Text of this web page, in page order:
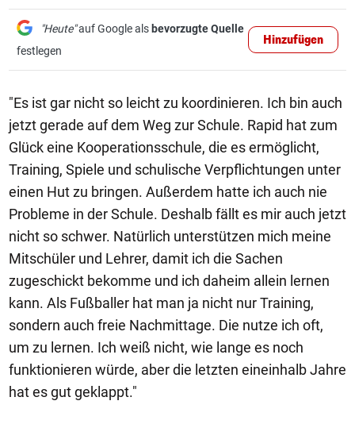
"Heute"auf Google als bevorzugte Quelle
festlegen
Hinzufügen
"Es ist gar nicht so leicht zu koordinieren. Ich bin auch
jetzt gerade auf dem Weg zur Schule. Rapid hat zum
Glück eine Kooperationsschule, die es ermöglicht,
Training, Spiele und schulische Verpflichtungen unter
einen Hut zu bringen. Außerdem hatte ich auch nie
Probleme in der Schule. Deshalb fällt es mir auch jetzt
nicht so schwer. Natürlich unterstützen mich meine
Mitschüler und Lehrer, damit ich die Sachen
zugeschickt bekomme und ich daheim allein lernen
kann. Als Fußballer hat man ja nicht nur Training,
sondern auch freie Nachmittage. Die nutze ich oft,
um zu lernen. Ich weiß nicht, wie lange es noch
funktionieren würde, aber die letzten eineinhalb Jahre
hat es gut geklappt."